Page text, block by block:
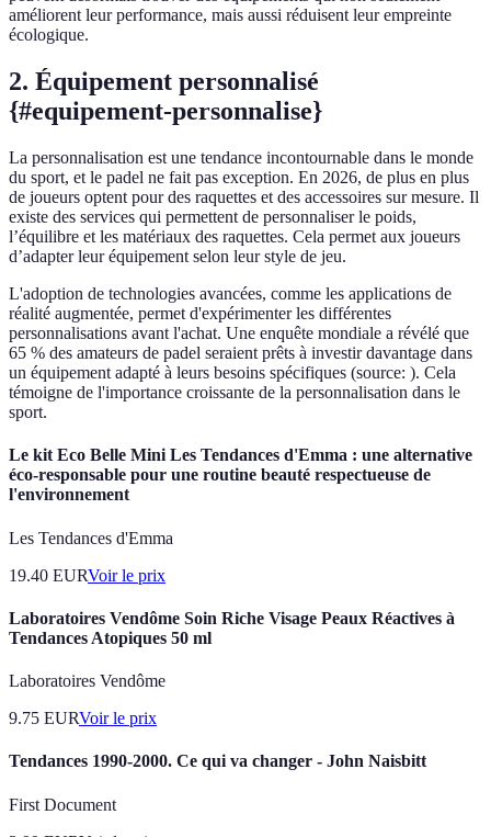
améliorent leur performance, mais aussi réduisent leur empreinte
écologique.
2. Équipement personnalisé
{#equipement-personnalise}
La personnalisation est une tendance incontournable dans le monde
du sport, et le padel ne fait pas exception. En 2026, de plus en plus
de joueurs optent pour des raquettes et des accessoires sur mesure. Il
existe des services qui permettent de personnaliser le poids,
l’équilibre et les matériaux des raquettes. Cela permet aux joueurs
d’adapter leur équipement selon leur style de jeu.
L'adoption de technologies avancées, comme les applications de
réalité augmentée, permet d'expérimenter les différentes
personnalisations avant l'achat. Une enquête mondiale a révélé que
65 % des amateurs de padel seraient prêts à investir davantage dans
un équipement adapté à leurs besoins spécifiques (source: ). Cela
témoigne de l'importance croissante de la personnalisation dans le
sport.
Le kit Eco Belle Mini Les Tendances d'Emma : une alternative
éco-responsable pour une routine beauté respectueuse de
l'environnement
Les Tendances d'Emma
19.40 EURVoir le prix
Laboratoires Vendôme Soin Riche Visage Peaux Réactives à
Tendances Atopiques 50 ml
Laboratoires Vendôme
9.75 EURVoir le prix
Tendances 1990-2000. Ce qui va changer - John Naisbitt
First Document